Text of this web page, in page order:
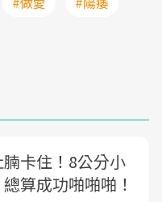
卡住！8公分小
算成功啪啪啪！